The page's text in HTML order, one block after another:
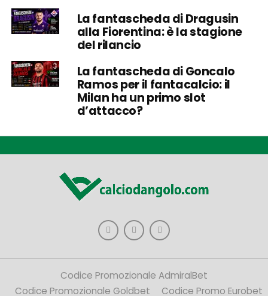
La fantascheda di Dragusin
alla Fiorentina: è la stagione
del rilancio
La fantascheda di Goncalo
Ramos per il fantacalcio: il
Milan ha un primo slot
d’attacco?
Codice Promozionale AdmiralBet
Codice Promozionale Goldbet
Codice Promo Eurobet